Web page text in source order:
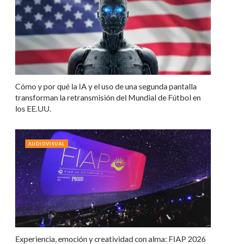
Cómo y por qué la IA y el uso de una segunda pantalla
transforman la retransmisión del Mundial de Fútbol en
los EE.UU.
Experiencia, emoción y creatividad con alma: FIAP 2026
AUDIOVISUAL